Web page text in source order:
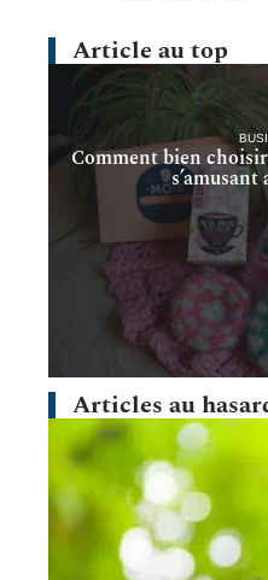
Article au top
Comment bien
Articles au